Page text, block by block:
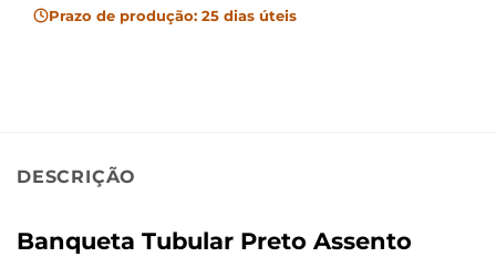
Prazo de produção: 25 dias úteis
DESCRIÇÃO
Banqueta Tubular Preto Assento